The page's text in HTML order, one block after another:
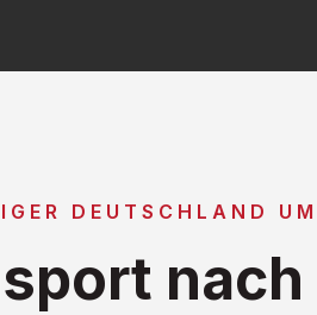
DEUTSCHLAND